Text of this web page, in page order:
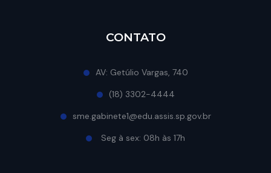
CONTATO
AV: Getúlio Vargas, 740
(18) 3302-4444
sme.gabinete1@edu.assis.sp.gov.br
Seg à sex: 08h às 17h